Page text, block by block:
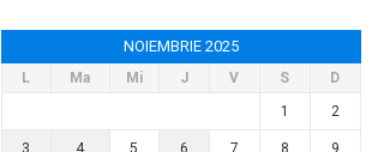
NOIEMBRIE 2025
L Ma Mi J V S
D
1
2
3 4 5 6 7 8 9